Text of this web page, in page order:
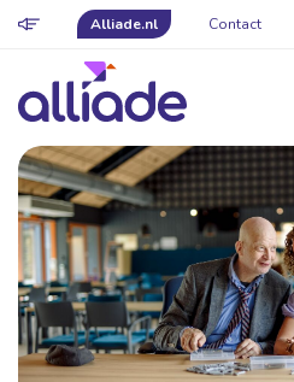
Alliade.nl Contact